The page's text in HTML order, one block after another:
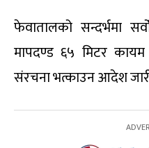
फेवातालको सन्दर्भमा
मापदण्ड ६५ मिटर कायम
संरचना भत्काउन आदेश